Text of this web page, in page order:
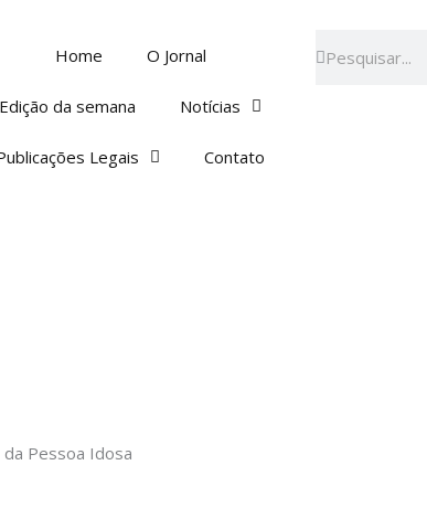
Home O Jornal
Edição da semana Notícias
Legais Contato
da Pessoa Idosa